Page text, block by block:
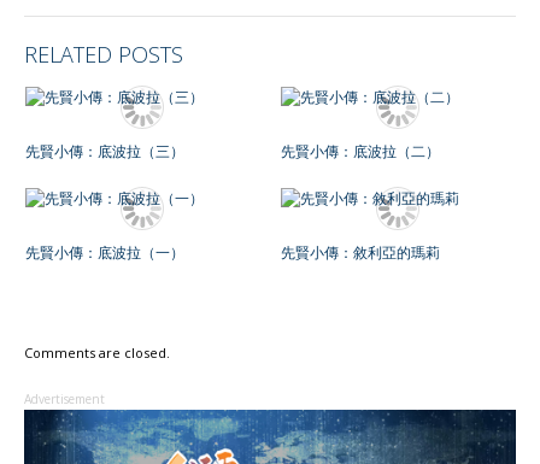
RELATED POSTS
先賢小傳：底波拉（三） 先賢小傳：底波拉（二）
先賢小傳：底波拉（一） 先賢小傳：敘利亞的瑪莉
Comments are closed.
Advertisement